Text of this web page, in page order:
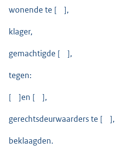
wonende te [ ],
klager,
gemachtigde [ ],
tegen:
[ ]en [ ],
gerechtsdeurwaarders te [ ],
beklaagden.